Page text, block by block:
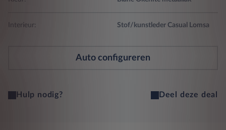
Interieur: Stof/kunstleder Casual Lomsa
Auto configureren
Hulp nodig? Deel deze deal